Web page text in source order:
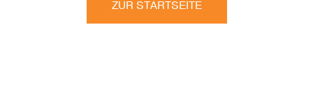
ZUR STARTSEITE